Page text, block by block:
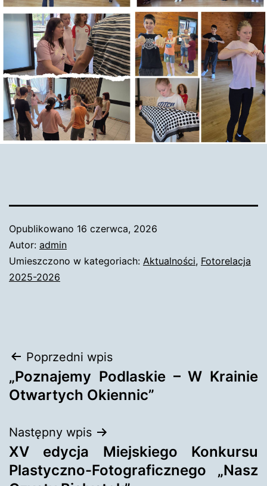
Opublikowano 16 czerwca, 2026
Autor: admin
Umieszczono w kategoriach: Aktualności, Fotorelacja
2025-2026
Nawigacja
wpisu
Poprzedni wpis
„Poznajemy Podlaskie – W Krainie
Otwartych Okiennic”
Następny wpis
XV edycja Miejskiego Konkursu
Plastyczno-Fotograficznego „Nasz